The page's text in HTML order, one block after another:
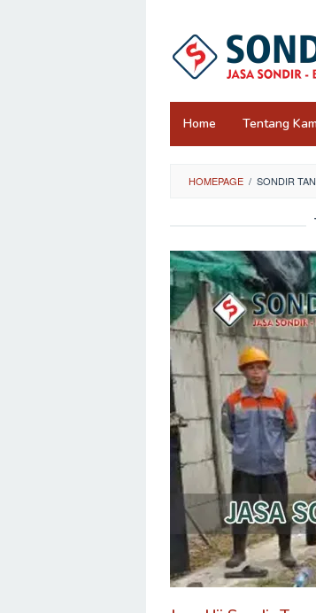
content
Home Tentang
HOMEPAGE / SONDIR